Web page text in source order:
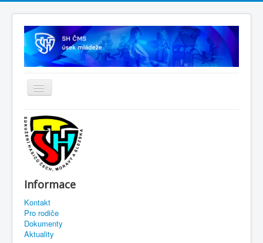
Informace
Kontakt
Pro rodiče
Dokumenty
Aktuality